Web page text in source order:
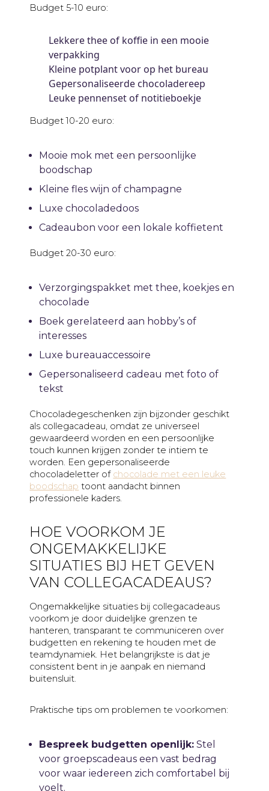
Budget 5-10 euro:
Lekkere thee of koffie in een mooie
verpakking
Kleine potplant voor op het bureau
Gepersonaliseerde chocoladereep
Leuke pennenset of notitieboekje
Budget 10-20 euro:
Mooie mok met een persoonlijke
boodschap
Kleine fles wijn of champagne
Luxe chocoladedoos
Cadeaubon voor een lokale koffietent
Budget 20-30 euro:
Verzorgingspakket met thee, koekjes en
chocolade
Boek gerelateerd aan hobby’s of
interesses
Luxe bureauaccessoire
Gepersonaliseerd cadeau met foto of
tekst
Chocoladegeschenken zijn bijzonder geschikt
als collegacadeau, omdat ze universeel
gewaardeerd worden en een persoonlijke
touch kunnen krijgen zonder te intiem te
worden. Een gepersonaliseerde
chocoladeletter of chocolade met een leuke
boodschap toont aandacht binnen
professionele kaders.
HOE VOORKOM JE
ONGEMAKKELIJKE
SITUATIES BIJ HET GEVEN
VAN COLLEGACADEAUS?
Ongemakkelijke situaties bij collegacadeaus
voorkom je door duidelijke grenzen te
hanteren, transparant te communiceren over
budgetten en rekening te houden met de
teamdynamiek. Het belangrijkste is dat je
consistent bent in je aanpak en niemand
buitensluit.
Praktische tips om problemen te voorkomen:
Bespreek budgetten openlijk: Stel
voor groepscadeaus een vast bedrag
voor waar iedereen zich comfortabel bij
voelt.